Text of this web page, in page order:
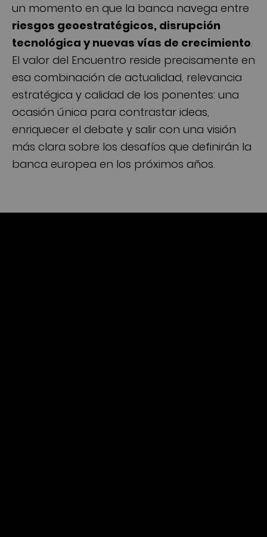
un momento en que la banca navega entre
riesgos geoestratégicos, disrupción
tecnológica y nuevas vías de crecimiento.
El valor del Encuentro reside precisamente en
esa combinación de actualidad, relevancia
estratégica y calidad de los ponentes: una
ocasión única para contrastar ideas,
enriquecer el debate y salir con una visión
más clara sobre los desafíos que definirán la
banca europea en los próximos años.